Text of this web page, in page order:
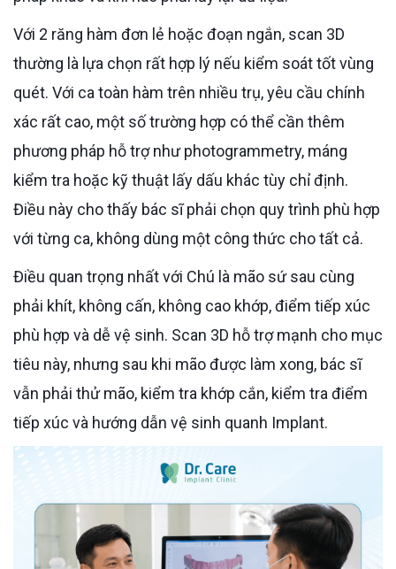
Với 2 răng hàm đơn lẻ hoặc đoạn ngắn, scan 3D
thường là lựa chọn rất hợp lý nếu kiểm soát tốt vùng
quét. Với ca toàn hàm trên nhiều trụ, yêu cầu chính
xác rất cao, một số trường hợp có thể cần thêm
phương pháp hỗ trợ như photogrammetry, máng
kiểm tra hoặc kỹ thuật lấy dấu khác tùy chỉ định.
Điều này cho thấy bác sĩ phải chọn quy trình phù hợp
với từng ca, không dùng một công thức cho tất cả.
Điều quan trọng nhất với Chú là mão sứ sau cùng
phải khít, không cấn, không cao khớp, điểm tiếp xúc
phù hợp và dễ vệ sinh. Scan 3D hỗ trợ mạnh cho mục
tiêu này, nhưng sau khi mão được làm xong, bác sĩ
vẫn phải thử mão, kiểm tra khớp cắn, kiểm tra điểm
tiếp xúc và hướng dẫn vệ sinh quanh Implant.